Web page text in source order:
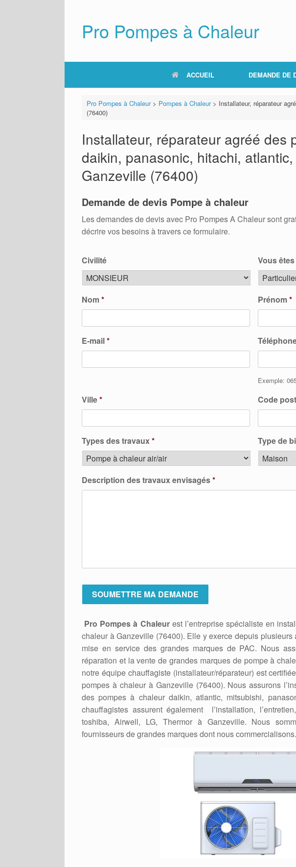
Pro Pompes à Chaleur
ACCUEIL DEMANDE DE
Pro Pompes à Chaleur> Pompes à Chaleur> Installateur, réparateur
(76400)
Installateur, réparateur agréé des
daikin, panasonic, hitachi,
Ganzeville (76400)
Demande de devis Pompe à chaleur
Les demandes de devis avec Pro Pompes A Chaleur sont
décrire vos besoins à travers ce formulaire.
Civilité Vous
Nom* Prénom*
E-mail*
Exemple:
Ville* Code
Types des travaux* Type de
Description des travaux envisagés*
Pro Pompes à Chaleurest l’entreprise spécialiste en
chaleur à Ganzeville (76400). Elle y exerce depuis
mise en service des grandes marques de PAC. Nous
réparation et la vente de grandes marques de pompe à
notre équipe chauffagiste (installateur/réparateur) est
pompes à chaleur à Ganzeville (76400). Nous assurons
des pompes à chaleur daikin, atlantic, mitsubishi,
chauffagistes assurent également l’installation,
toshiba, Airwell, LG, Thermor à Ganzeville. Nous
fournisseurs de grandes marques dont nous commercialisons.